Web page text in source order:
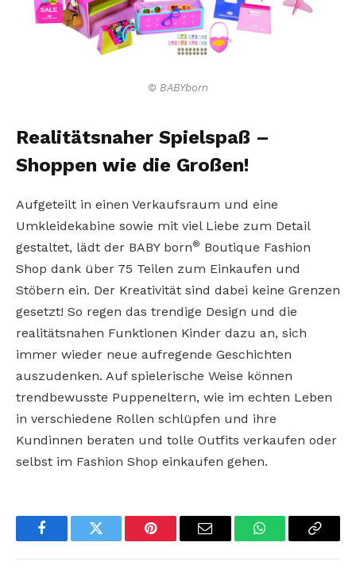
© BABYborn
Realitätsnaher Spielspaß –
Shoppen wie die Großen!
Aufgeteilt in einen Verkaufsraum und eine
Umkleidekabine sowie mit viel Liebe zum Detail
gestaltet, lädt der BABY born® Boutique Fashion
Shop dank über 75 Teilen zum Einkaufen und
Stöbern ein. Der Kreativität sind dabei keine Grenzen
gesetzt! So regen das trendige Design und die
realitätsnahen Funktionen Kinder dazu an, sich
immer wieder neue aufregende Geschichten
auszudenken. Auf spielerische Weise können
trendbewusste Puppeneltern, wie im echten Leben
in verschiedene Rollen schlüpfen und ihre
Kundinnen beraten und tolle Outfits verkaufen oder
selbst im Fashion Shop einkaufen gehen.
FacebookTwitter Pinterest Email WhatsAppCopy